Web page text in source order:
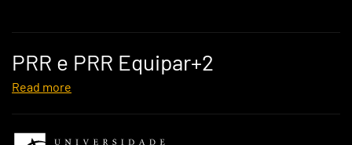
PRR e PRR Equipar+2
Read more